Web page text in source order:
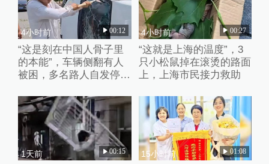
4小时前 00:12
“这是刻在中国人骨子里
的本能”，车辆侧翻有人
被困，多名路人自发停车
4小时前 00:27
“这就是上海的温度”，3
只小松鼠掉在滚烫的路面
上，上海市民接力救助
1天前 00:15 15小时前 01:08